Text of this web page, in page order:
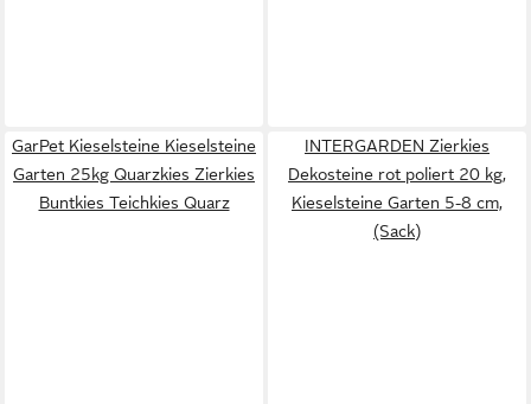
GarPet Kieselsteine Kieselsteine
Garten 25kg Quarzkies Zierkies
Buntkies Teichkies Quarz
INTERGARDEN Zierkies
Dekosteine rot poliert 20 kg,
Kieselsteine Garten 5-8 cm,
(Sack)